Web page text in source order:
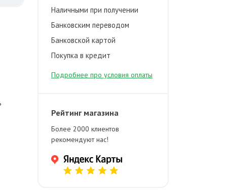
Наличными при получении
Банковским переводом
Банковской картой
Покупка в кредит
Подробнее про условия оплаты
Рейтинг магазина
Более 2000 клиентов
рекомендуют нас!